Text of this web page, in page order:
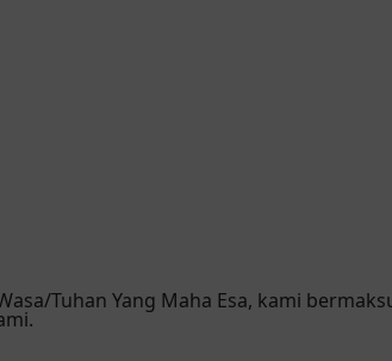
Tuhan Yang Maha Esa, kami